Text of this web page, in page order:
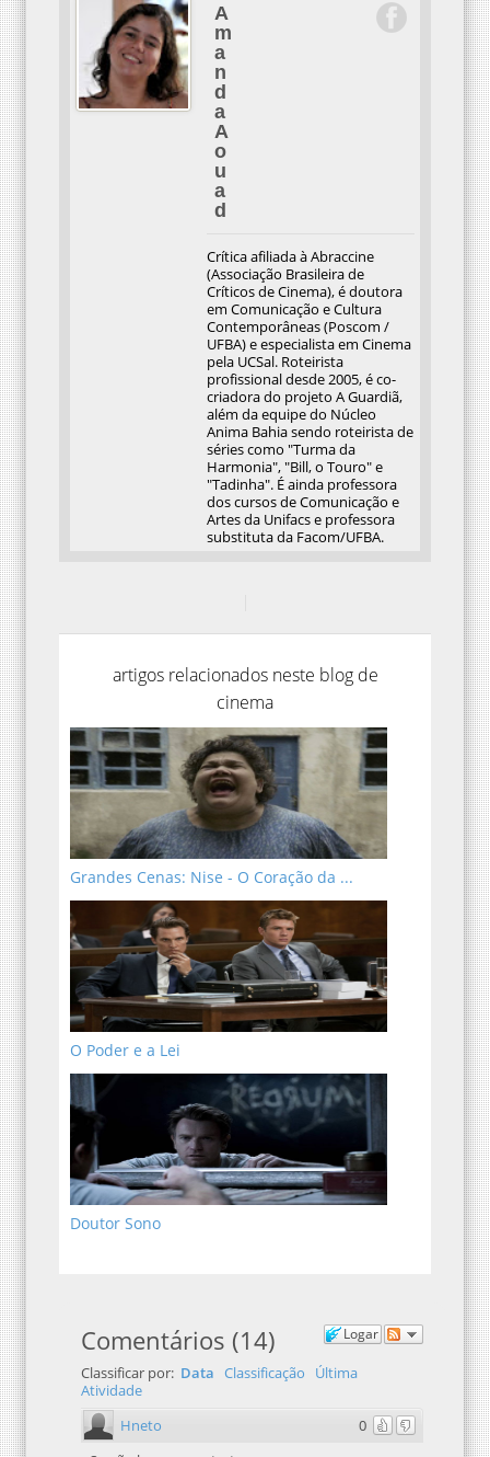
A
m
a
n
d
a
A
o
u
a
d
Crítica afiliada à Abraccine
(Associação Brasileira de
Críticos de Cinema), é doutora
em Comunicação e Cultura
Contemporâneas (Poscom /
UFBA) e especialista em Cinema
pela UCSal. Roteirista
profissional desde 2005, é co-
criadora do projeto A Guardiã,
além da equipe do Núcleo
Anima Bahia sendo roteirista de
séries como "Turma da
Harmonia", "Bill, o Touro" e
"Tadinha". É ainda professora
dos cursos de Comunicação e
Artes da Unifacs e professora
substituta da Facom/UFBA.
artigos relacionados neste blog de
cinema
Grandes Cenas: Nise - O Coração da ...
O Poder e a Lei
Doutor Sono
Logar
Comentários (14)
Classificar por: Data Classificação
Última
Atividade
0
Hneto